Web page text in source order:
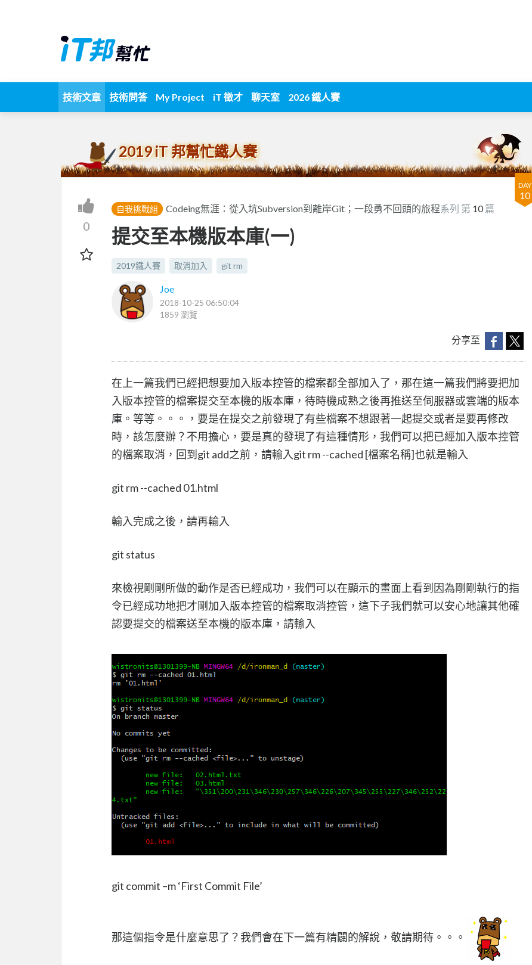
技術文章 技術問答 My Project iT 徵才 聊天室 2026 鐵人賽
2019 iT 邦幫忙鐵人賽
DAY
10
0
自我挑戰組 Codeing無涯：從入坑Subversion到離岸Git；一段勇不回頭的旅程系列 第 10篇
提交至本機版本庫(一)
2019鐵人賽 取消加入 git rm
Joe
2018-10-25 06:50:04
1859 瀏覽
分享至
在上一篇我們已經把想要加入版本控管的檔案都全部加入了，那在這一篇我們將要把加
入版本控管的檔案提交至本機的版本庫，待時機成熟之後再推送至伺服器或雲端的版本
庫。等等。。。，要是在提交之前發現了有些檔案不想跟著一起提交或者是要再修改
時，該怎麼辦？不用擔心，要是真的發現了有這種情形，我們可以把已經加入版本控管
的檔案取消，回到git add之前，請輸入git rm --cached [檔案名稱]也就是輸入
git rm --cached 01.html
輸入完成之後，請再輸入
git status
來檢視剛剛所做的動作是否已經成功，我們可以在顯示的畫面上看到因為剛剛執行的指
令已經成功地把才剛加入版本控管的檔案取消控管，這下子我們就可以安心地讓其他確
認要提交的檔案送至本機的版本庫，請輸入
git commit –m ‘First Commit File’
那這個指令是什麼意思了？我們會在下一篇有精闢的解說，敬請期待。。。